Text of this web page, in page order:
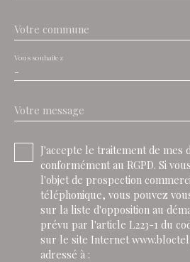
Votre commune
-
Vous souhaitez
Votre message
J'accepte le traitement de mes
conformément au RGPD. Si
l'objet de prospection
téléphonique, vous pouvez
sur la liste d'opposition au
prévu par l'article L223-1 du
sur le site Internet
adressé à :